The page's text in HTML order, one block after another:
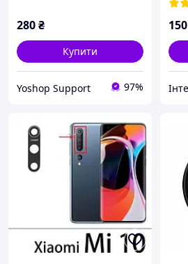
280₴
Купити
Yoshop Support 97%
150